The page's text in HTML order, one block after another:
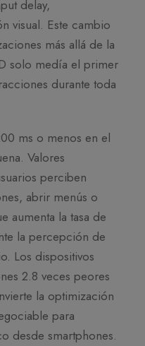
delay,
visual. Este cambio
más allá de la
solo medía el primer
durante toda
ms o menos en el
Valores
perciben
abrir menús o
aumenta la tasa de
la percepción de
Los dispositivos
2.8 veces peores
la optimización
para
desde smartphones.